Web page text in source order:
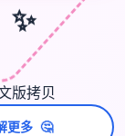
✨
版拷贝
更多 🤔